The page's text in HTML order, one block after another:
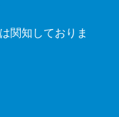
関知しておりま